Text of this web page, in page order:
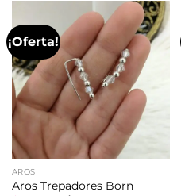
¡Oferta!
AROS
Aros Trepadores Born